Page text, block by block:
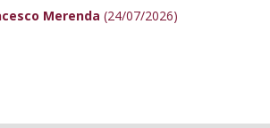
Merenda (24/07/2026)